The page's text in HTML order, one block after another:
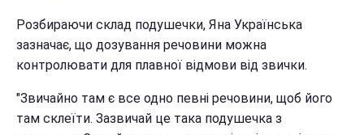
Розбираючи склад подушечки, Яна Українська
зазначає, що дозування речовини можна
контролювати для плавної відмови від звички.
"Звичайно там є все одно певні речовини, щоб його
там склеїти. Зазвичай це така подушечка з